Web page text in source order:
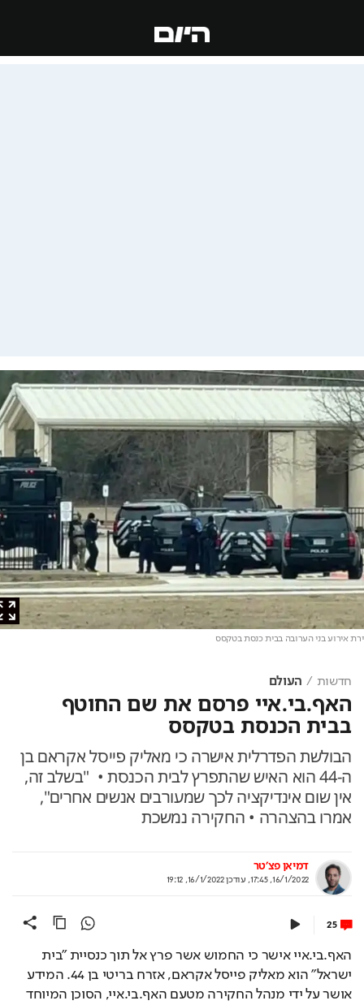
אירוע בני הערובה בבית כנסת בטקסס
חדשות העולם
האף.בי.איי פרסם את שם החוטף
בבית הכנסת בטקסס
הבולשת הפדרלית אישרה כי מאליק פייסל אקראם בן
ה-44 הוא האיש שהתפרץ לבית הכנסת • "בשלב זה,
אין שום אינדיקציה לכך שמעורבים אנשים אחרים",
אמרו בהצהרה • החקירה נמשכת
דמיאן פצ'טר
16/1/2022, 17:45
,עודכן16/1/2022, 19:12
25
האף.בי.איי אישר כי החמוש אשר פרץ אל תוך כנסיית "בית
ישראל" הוא מאליק פייסל אקראם, אזרח בריטי בן 44. המידע
אושר על ידי מנהל החקירה מטעם האף.בי.איי, הסוכן המיוחד